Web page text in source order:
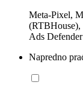
Meta-Pixel,
(RTBHouse),
Ads Defender
Napredno